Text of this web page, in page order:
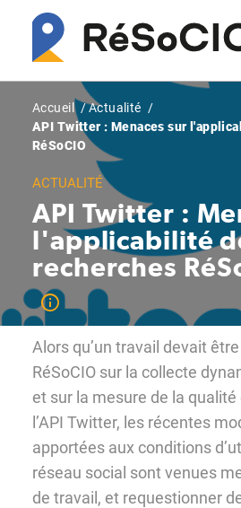
contenu
Fil
d'Ariane
Accueil
Actualité
API Twitter : Menaces sur
RéSoCIO
ACTUALITÉ
API Twitter :
l'applicabilité
recherches
Alors qu’un travail devait
RéSoCIO sur la collecte
et sur la mesure de la
l’API Twitter, les récentes
apportées aux conditions
réseau social sont venues
de travail, et requestionner
Panneau de gestion des cookies